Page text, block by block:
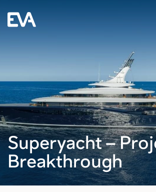
Superyacht –
Breakthrough